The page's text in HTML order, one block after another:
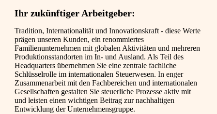
Ihr zukünftiger Arbeitgeber:
Tradition, Internationalität und Innovationskraft - diese Werte
prägen unseren Kunden, ein renommiertes
Familienunternehmen mit globalen Aktivitäten und mehreren
Produktionsstandorten im In- und Ausland. Als Teil des
Headquarters übernehmen Sie eine zentrale fachliche
Schlüsselrolle im internationalen Steuerwesen. In enger
Zusammenarbeit mit den Fachbereichen und internationalen
Gesellschaften gestalten Sie steuerliche Prozesse aktiv mit
und leisten einen wichtigen Beitrag zur nachhaltigen
Entwicklung der Unternehmensgruppe.